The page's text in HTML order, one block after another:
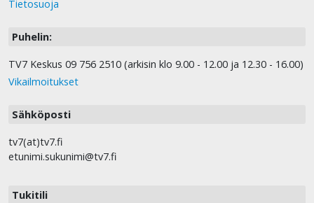
Tietosuoja
Puhelin:
TV7 Keskus 09 756 2510 (arkisin klo 9.00 - 12.00 ja 12.30 - 16.00)
Vikailmoitukset
Sähköposti
tv7(at)tv7.fi
etunimi.sukunimi@tv7.fi
Tukitili